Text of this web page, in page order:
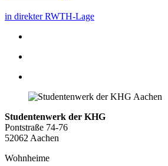
in direkter RWTH-Lage
Studentenwerk der KHG
Pontstraße 74-76
52062 Aachen
Wohnheime